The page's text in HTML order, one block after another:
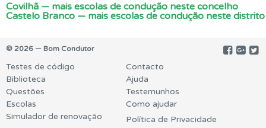
Covilhã — mais escolas de condução neste concelho
Castelo Branco — mais escolas de condução neste distrito
© 2026 — Bom Condutor
Testes de código
Biblioteca
Questões
Escolas
Simulador de renovação
Contacto
Ajuda
Testemunhos
Como ajudar
Política de Privacidade